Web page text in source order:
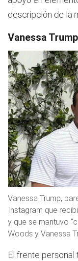
descripción de la
Vanessa
Vanessa Trump,
Instagram que
y que se mantuvo
Woods y Vanessa
El frente personal